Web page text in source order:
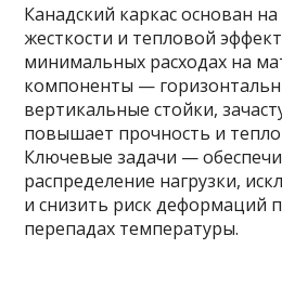
Канадский каркас основан
жесткости и тепловой
минимальных расходах на
компоненты —
вертикальные стойки,
повышает прочность и
Ключевые задачи —
распределение нагрузки,
и снизить риск деформаций
перепадах температуры.